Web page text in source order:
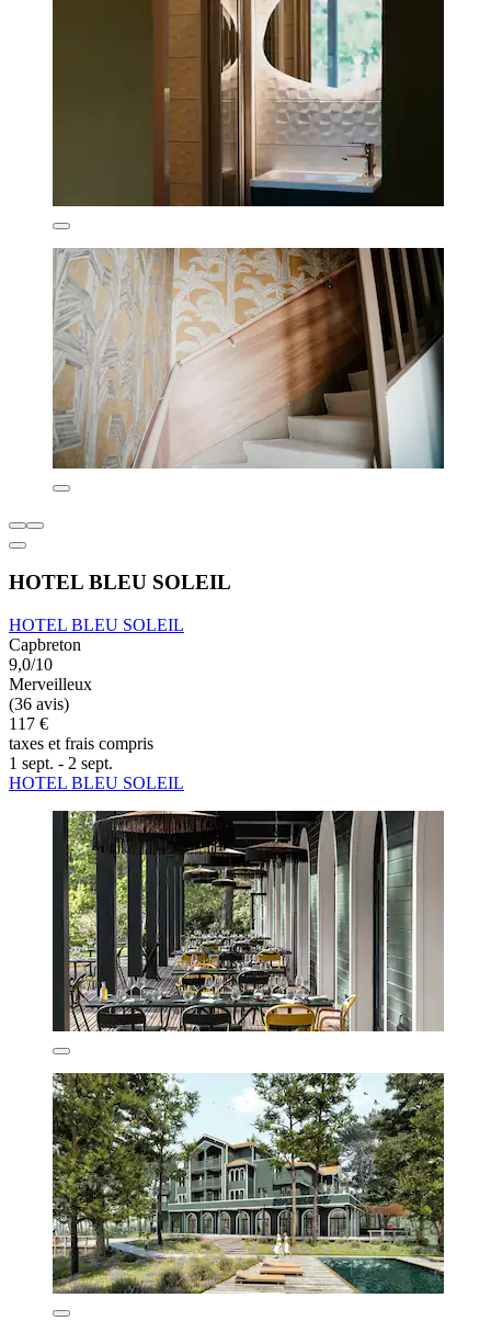
HOTEL BLEU SOLEIL
HOTEL BLEU SOLEIL
Capbreton
9,0/10
Merveilleux
(36 avis)
117 €
taxes et frais compris
1 sept. - 2 sept.
HOTEL BLEU SOLEIL